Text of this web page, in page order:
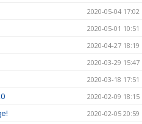
2020-05-04 17:02
2020-05-01 10:51
2020-04-27 18:19
2020-03-29 15:47
2020-03-18 17:51
2020-02-09 18:15
2020-02-05 20:59